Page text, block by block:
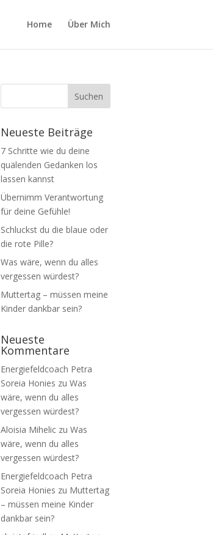
Home Über Mich
Neueste Beiträge
7 Schritte wie du deine
quälenden Gedanken los
lassen kannst
Übernimm Verantwortung
für deine Gefühle!
Schluckst du die blaue oder
die rote Pille?
Was wäre, wenn du alles
vergessen würdest?
Muttertag – müssen meine
Kinder dankbar sein?
Neueste
Kommentare
Energiefeldcoach Petra
Soreia Honies zu Was
wäre, wenn du alles
vergessen würdest?
Aloisia Miheliczu Was
wäre, wenn du alles
vergessen würdest?
Energiefeldcoach Petra
Soreia Honies zu Muttertag
– müssen meine Kinder
dankbar sein?